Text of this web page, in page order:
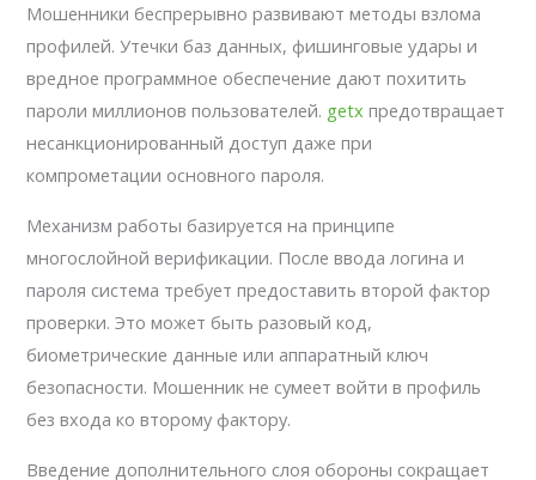
Мошенники беспрерывно развивают методы взлома
профилей. Утечки баз данных, фишинговые удары и
вредное программное обеспечение дают похитить
пароли миллионов пользователей. getx предотвращает
несанкционированный доступ даже при
компрометации основного пароля.
Механизм работы базируется на принципе
многослойной верификации. После ввода логина и
пароля система требует предоставить второй фактор
проверки. Это может быть разовый код,
биометрические данные или аппаратный ключ
безопасности. Мошенник не сумеет войти в профиль
без входа ко второму фактору.
Введение дополнительного слоя обороны сокращает